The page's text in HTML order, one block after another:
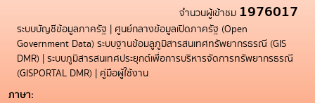
จำนวนผู้เข้าชม 1976017
ระบบบัญชีข้อมูลภาครัฐ | ศูนย์กลางข้อมูลเปิดภาครัฐ (Open
Government Data) ระบบฐานข้อมลูภูมิสารสนเทศทรัพยากรธรณี (GIS
DMR) | ระบบภูมิสารสนเทศประยุกต์เพื่อการบริหารจัดการทรัพยากรธรณี
(GISPORTAL DMR) | คู่มือผู้ใช้งาน
ภาษา